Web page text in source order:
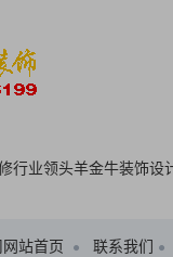
行业领头羊金牛装饰设
站首页 联系我们